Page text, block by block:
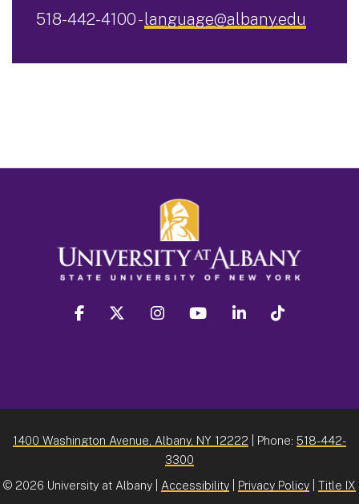
518-442-4100 -language@albany.edu
facebook twitter instagram youtube linkedin
1400 Washington Avenue, Albany, NY 12222 | Phone: 518-442-
3300
© 2026 University at Albany | Accessibility Privacy Policy Title IX